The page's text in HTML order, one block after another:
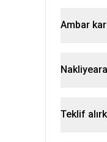
Ambar
Nakliyeara
Teklif